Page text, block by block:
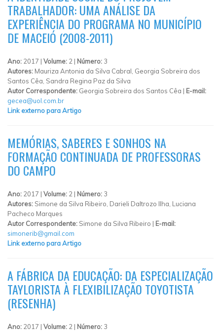
TRABALHADOR: UMA ANÁLISE DA
EXPERIÊNCIA DO PROGRAMA NO MUNICÍPIO
DE MACEIÓ (2008-2011)
Ano: 2017 | Volume: 2 | Número: 3
Autores: Mauriza Antonia da Silva Cabral, Georgia Sobreira dos
Santos Cêa, Sandra Regina Paz da Silva
Autor Correspondente: Georgia Sobreira dos Santos Cêa | E-mail:
gecea@uol.com.br
Link externo para Artigo
MEMÓRIAS, SABERES E SONHOS NA
FORMAÇÃO CONTINUADA DE PROFESSORAS
DO CAMPO
Ano: 2017 | Volume: 2 | Número: 3
Autores: Simone da Silva Ribeiro, Darieli Daltrozo Ilha, Luciana
Pacheco Marques
Autor Correspondente: Simone da Silva Ribeiro | E-mail:
simonerib@gmail.com
Link externo para Artigo
A FÁBRICA DA EDUCAÇÃO: DA ESPECIALIZAÇÃO
TAYLORISTA À FLEXIBILIZAÇÃO TOYOTISTA
(RESENHA)
Ano: 2017 | Volume: 2 | Número: 3